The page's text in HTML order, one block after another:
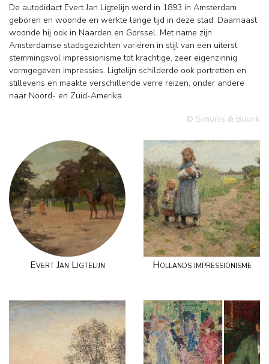
De autodidact Evert Jan Ligtelijn werd in 1893 in Amsterdam
geboren en woonde en werkte lange tijd in deze stad. Daarnaast
woonde hij ook in Naarden en Gorssel. Met name zijn
Amsterdamse stadsgezichten variëren in stijl van een uiterst
stemmingsvol impressionisme tot krachtige, zeer eigenzinnig
vormgegeven impressies. Ligtelijn schilderde ook portretten en
stillevens en maakte verschillende verre reizen, onder andere
naar Noord- en Zuid-Amerika.
© Simonis & Buunk
Evert Jan Ligtelijn Hollands impressionisme